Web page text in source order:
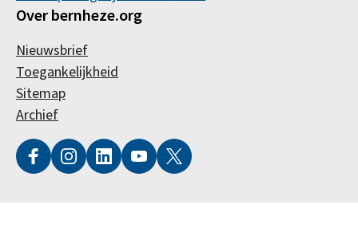
Over bernheze.org
Nieuwsbrief
Toegankelijkheid
Sitemap
Archief